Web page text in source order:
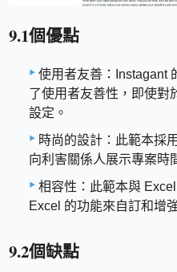
9.1個優點
使用者友善：Instagant
了使用者友善性，即使對
設定。
時尚的設計：此範本採
向利害關係人展示專案時
相容性：此範本與
Excel 的功能來自訂和增
9.2個缺點